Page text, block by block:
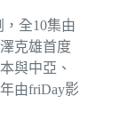
，全10集由
克雄首度
與中亞、
由friDay影